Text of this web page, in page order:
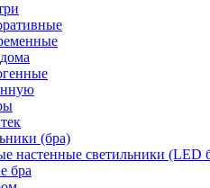
(бра)
настенные светильники (LED
бра